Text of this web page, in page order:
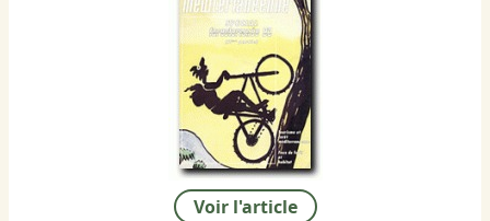
Voir l'article